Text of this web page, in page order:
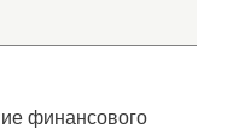
финансового